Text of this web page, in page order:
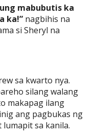
mabubutis ka
ka!” nagbihis na
si Sheryl na
sa kwarto nya.
silang walang
makapag ilang
ang pagbukas ng
sa kanila.